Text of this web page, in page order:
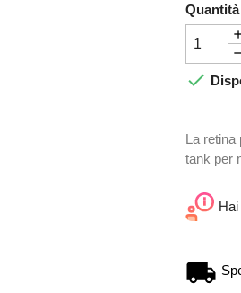
Quantità

La retina
tank per